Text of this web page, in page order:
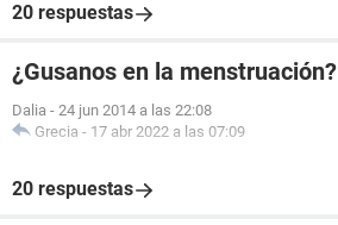
20 respuestas
¿Gusanos en la menstruación?
Dalia - 24 jun 2014 a las 22:08
Grecia - 17 abr 2022 a las 07:09
20 respuestas